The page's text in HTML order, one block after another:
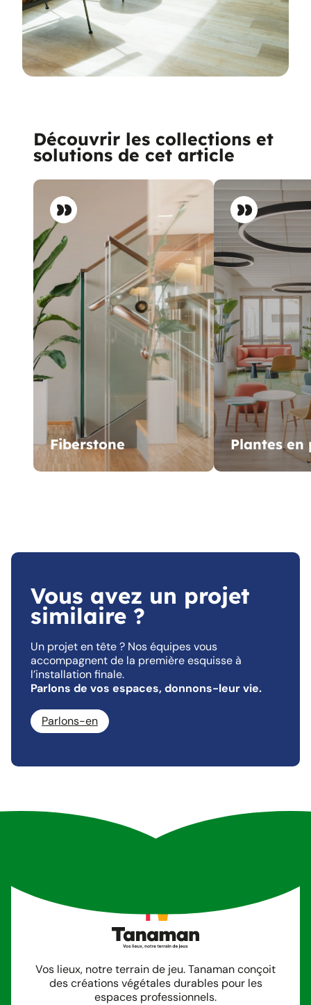
Découvrir les collections et
solutions de cet article
Fiberstone Plantes en
Vous avez un projet
similaire ?
Un projet en tête ? Nos équipes vous
accompagnent de la première esquisse à
l’installation finale.
Parlons de vos espaces, donnons-leur vie.
Parlons-en
Vos lieux, notre terrain de jeu. Tanaman conçoit
des créations végétales durables pour les
espaces professionnels.